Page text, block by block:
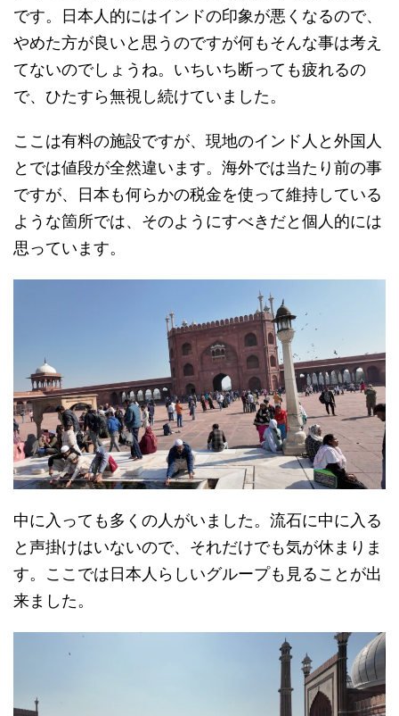
です。日本人的にはインドの印象が悪くなるので、
やめた方が良いと思うのですが何もそんな事は考え
てないのでしょうね。いちいち断っても疲れるの
で、ひたすら無視し続けていました。
ここは有料の施設ですが、現地のインド人と外国人
とでは値段が全然違います。海外では当たり前の事
ですが、日本も何らかの税金を使って維持している
ような箇所では、そのようにすべきだと個人的には
思っています。
中に入っても多くの人がいました。流石に中に入る
と声掛けはいないので、それだけでも気が休まりま
す。ここでは日本人らしいグループも見ることが出
来ました。